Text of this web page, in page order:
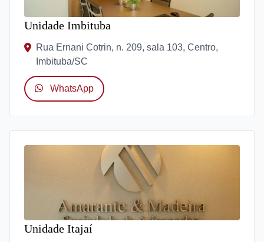
Unidade Imbituba
Rua Ernani Cotrin, n. 209, sala 103, Centro,
Imbituba/SC
WhatsApp
Unidade Itajaí